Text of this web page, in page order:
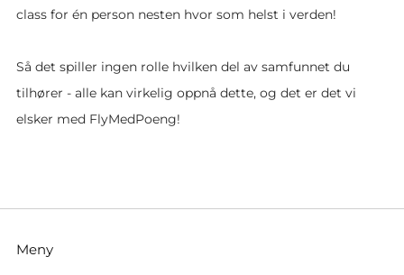
class for én person nesten hvor som helst i verden!
Så det spiller ingen rolle hvilken del av samfunnet du
tilhører - alle kan virkelig oppnå dette, og det er det vi
elsker med FlyMedPoeng!
Meny